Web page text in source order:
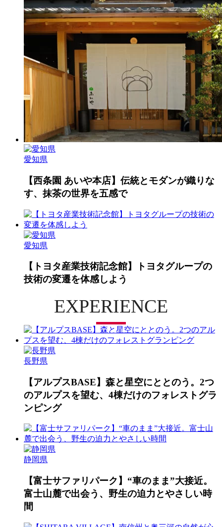
愛知県
【西条園 あいや本店】伝統とモダンが織りな
す、抹茶の世界を五感で
愛知県
【トヨタ産業技術記念館】トヨタグループの
技術の変遷を体感しよう
EXPERIENCE
長野県
【アルプスBASE】森と星空にととのう。2つ
のアルプスを望む、4棟だけのフォレストグラ
ンピング
静岡県
【富士サファリパーク】“車のまま”大接近。
富士山麓で出会う、野生の迫力とやさしい時
間